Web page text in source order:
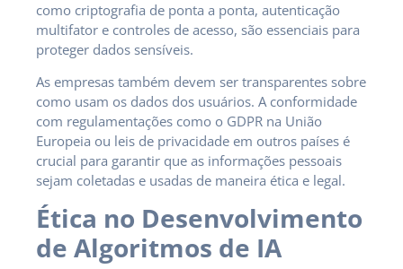
como criptografia de ponta a ponta, autenticação
multifator e controles de acesso, são essenciais para
proteger dados sensíveis.
As empresas também devem ser transparentes sobre
como usam os dados dos usuários. A conformidade
com regulamentações como o GDPR na União
Europeia ou leis de privacidade em outros países é
crucial para garantir que as informações pessoais
sejam coletadas e usadas de maneira ética e legal.
Ética no Desenvolvimento
de Algoritmos de IA